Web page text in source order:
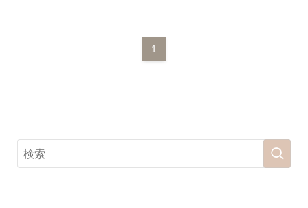
1